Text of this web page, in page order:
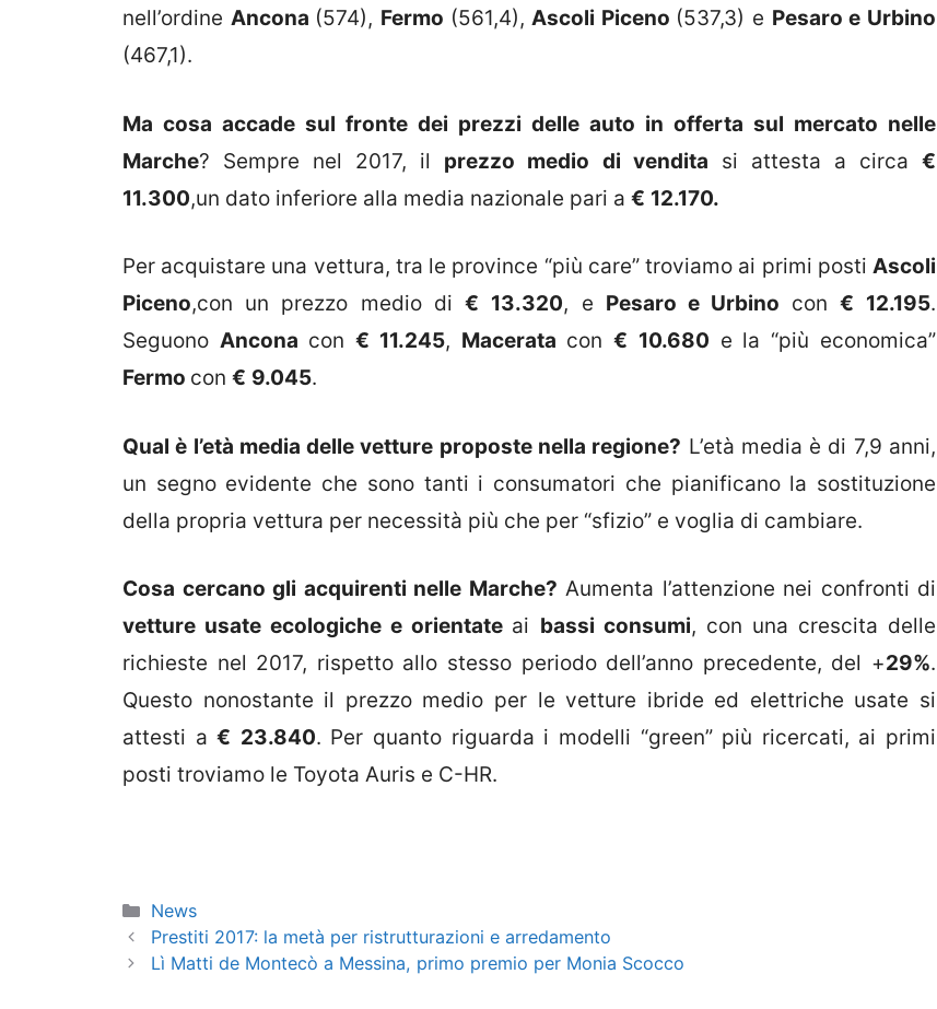
nell’ordine Ancona (574), Fermo (561,4),Ascoli Piceno (537,3) e Pesaro e Urbino
(467,1).
Ma cosa accade sul fronte dei prezzi delle auto in offerta sul mercato nelle
Marche? Sempre nel 2017, il prezzo medio di vendita si attesta a circa€
11.300,un dato inferiore alla media nazionale pari a € 12.170.
Per acquistare una vettura, tra le province “più care” troviamo ai primi posti Ascoli
Piceno,con un prezzo medio di€ 13.320, e Pesaro e Urbino con € 12.195.
Seguono Ancona con € 11.245, Macerata con € 10.680 e la “più economica”
Fermo con € 9.045.
Qual è l’età media delle vetture proposte nella regione? L’età media è di 7,9 anni,
un segno evidente che sono tanti i consumatori che pianificano la sostituzione
della propria vettura per necessità più che per “sfizio” e voglia di cambiare.
Cosa cercano gli acquirenti nelle Marche? Aumenta l’attenzione nei confronti di
vetture usate ecologiche e orientate ai bassi consumi, con una crescita delle
richieste nel 2017, rispetto allo stesso periodo dell’anno precedente, del +29%.
Questo nonostante il prezzo medio per le vetture ibride ed elettriche usate si
attesti a€ 23.840. Per quanto riguarda i modelli “green” più ricercati, ai primi
posti troviamo le Toyota Auris e C-HR.
Categorie
News
Prestiti 2017: la metà per ristrutturazioni e arredamento
Lì Matti de Montecò a Messina, primo premio per Monia Scocco